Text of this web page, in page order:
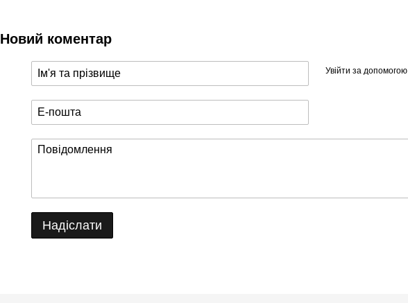
Новий коментар
Увійти за допомогою
Надіслати